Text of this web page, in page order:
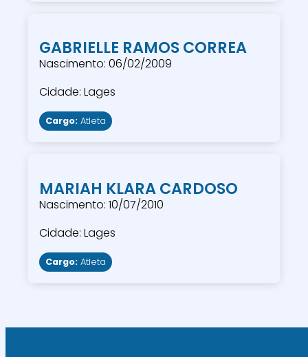
GABRIELLE RAMOS CORREA
Nascimento: 06/02/2009
Cidade: Lages
Cargo: Atleta
MARIAH KLARA CARDOSO
Nascimento: 10/07/2010
Cidade: Lages
Cargo: Atleta